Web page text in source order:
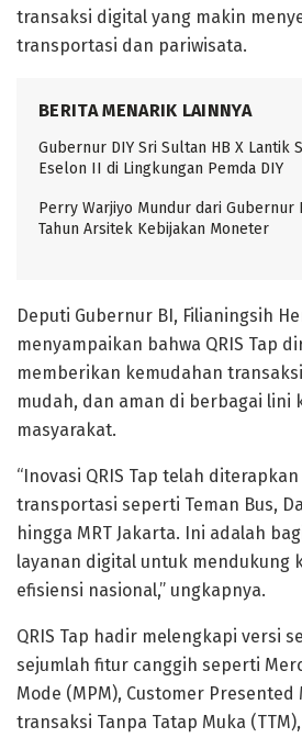
transaksi digital yang makin
transportasi dan pariwisata.
BERITA MENARIK LAINNYA
Gubernur DIY Sri Sultan HB X Lantik
Eselon II di Lingkungan Pemda DIY
Perry Warjiyo Mundur dari Gubernur
Tahun Arsitek Kebijakan Moneter
Deputi Gubernur BI, Filianingsih
menyampaikan bahwa QRIS Tap
memberikan kemudahan
mudah, dan aman di berbagai lini
masyarakat.
“Inovasi QRIS Tap telah
transportasi seperti Teman Bus,
hingga MRT Jakarta. Ini adalah
layanan digital untuk mendukung
efisiensi nasional,” ungkapnya.
QRIS Tap hadir melengkapi versi
sejumlah fitur canggih seperti
Mode (MPM), Customer Presented
transaksi Tanpa Tatap Muka